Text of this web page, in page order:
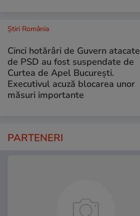
Știri România
Cinci hotărâri de Guvern atacate
de PSD au fost suspendate de
Curtea de Apel București.
Executivul acuză blocarea unor
măsuri importante
PARTENERI